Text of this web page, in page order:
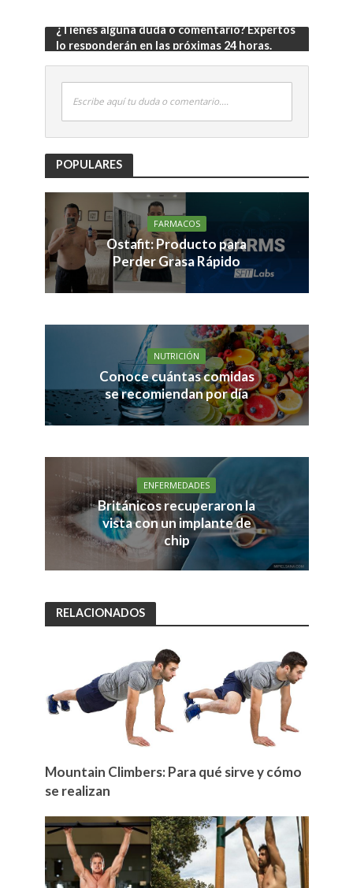
¿Tienes alguna duda o comentario? Expertos
lo responderán en las próximas 24 horas.
Escribe aquí tu duda o comentario....
POPULARES
FARMACOS
Ostafit: Producto para
Perder Grasa Rápido
NUTRICIÓN
Conoce cuántas comidas
se recomiendan por día
ENFERMEDADES
Británicos recuperaron la
vista con un implante de
chip
RELACIONADOS
Mountain Climbers: Para qué sirve y cómo
se realizan